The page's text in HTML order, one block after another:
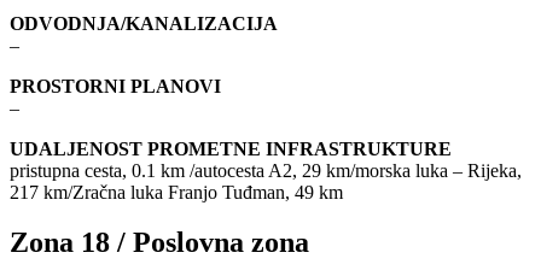
ODVODNJA/KANALIZACIJA
–
PROSTORNI PLANOVI
–
UDALJENOST PROMETNE INFRASTRUKTURE
pristupna cesta, 0.1 km /autocesta A2, 29 km/morska luka – Rijeka,
217 km/Zračna luka Franjo Tuđman, 49 km
Zona 18 / Poslovna zona